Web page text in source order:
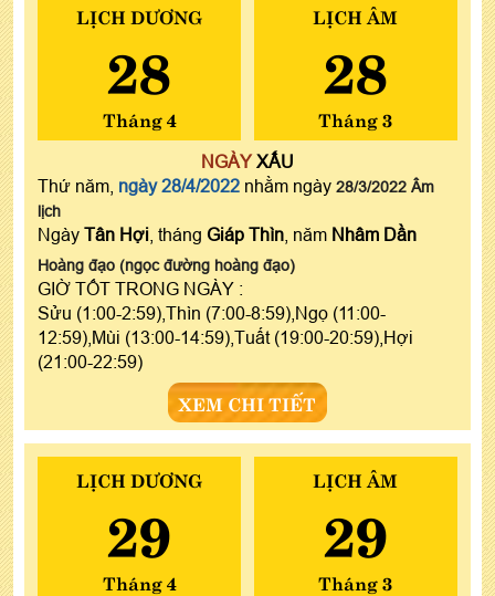
LỊCH DƯƠNG
28
Tháng 4
LỊCH ÂM
28
Tháng 3
NGÀYXẤU
Thứ năm, ngày 28/4/2022 nhằm ngày 28/3/2022 Âm
lịch
Ngày Tân Hợi , tháng Giáp Thìn , năm Nhâm Dần
Hoàng đạo (ngọc đường hoàng đạo)
GIỜ TỐT TRONG NGÀY :
Sửu (1:00-2:59),Thìn (7:00-8:59),Ngọ (11:00-
12:59),Mùi (13:00-14:59),Tuất (19:00-20:59),Hợi
(21:00-22:59)
XEM CHI TIẾT
LỊCH DƯƠNG
29
Tháng 4
LỊCH ÂM
29
Tháng 3